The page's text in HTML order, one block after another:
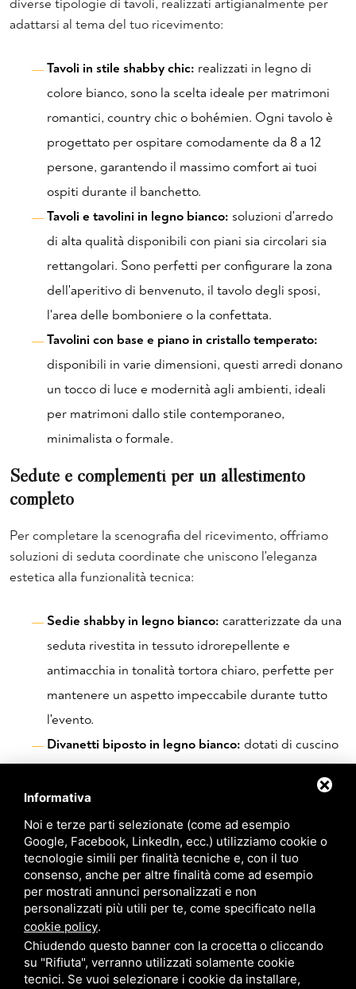
diverse tipologie di tavoli, realizzati artigianalmente per
adattarsi al tema del tuo ricevimento:
Tavoli in stile shabby chic: realizzati in legno di
colore bianco, sono la scelta ideale per matrimoni
romantici, country chic o bohémien. Ogni tavolo è
progettato per ospitare comodamente da 8 a 12
persone, garantendo il massimo comfort ai tuoi
ospiti durante il banchetto.
Tavoli e tavolini in legno bianco: soluzioni d'arredo
di alta qualità disponibili con piani sia circolari sia
rettangolari. Sono perfetti per configurare la zona
dell'aperitivo di benvenuto, il tavolo degli sposi,
l'area delle bomboniere o la confettata.
Tavolini con base e piano in cristallo temperato:
disponibili in varie dimensioni, questi arredi donano
un tocco di luce e modernità agli ambienti, ideali
per matrimoni dallo stile contemporaneo,
minimalista o formale.
Sedute e complementi per un allestimento
completo
Per completare la scenografia del ricevimento, offriamo
soluzioni di seduta coordinate che uniscono l'eleganza
estetica alla funzionalità tecnica:
Sedie shabby in legno bianco: caratterizzate da una
seduta rivestita in tessuto idrorepellente e
antimacchia in tonalità tortora chiaro, perfette per
mantenere un aspetto impeccabile durante tutto
l'evento.
Divanetti biposto in legno bianco: dotati di cuscino
e spalliera imbottiti in tessuto sky bianco, ideali per
allestire eleganti zone relax all'aperto o salotti
interni per gli ospiti.
Pouf in alluminio bianco:strutture moderne con
cuscino imbottito di ampie dimensioni (1x1 metri),
rivestite in tessuto sky bianco e personalizzabili in
vari colori per adattarsi alla tavolozza cromatica
delle tue nozze.
Pouf monoposto pieghevoli:una soluzione versatile
Informativa
Noi e terze parti selezionate (come ad esempio
Google, Facebook, LinkedIn, ecc.) utilizziamo cookie o
tecnologie simili per finalità tecniche e, con il tuo
consenso, anche per altre finalità come ad esempio
per mostrati annunci personalizzati e non
personalizzati più utili per te, come specificato nella
cookie policy.
Chiudendo questo banner con la crocetta o cliccando
su "Rifiuta", verranno utilizzati solamente cookie
tecnici. Se vuoi selezionare i cookie da installare,